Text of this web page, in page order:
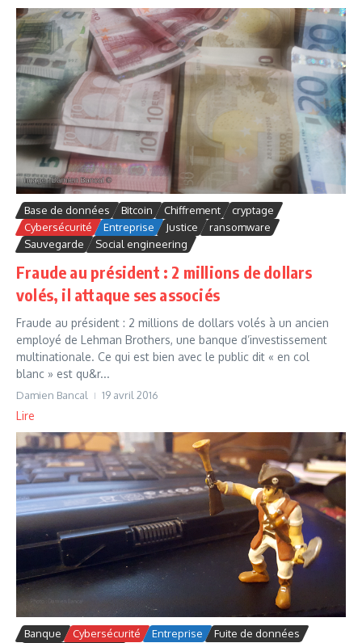
Base de données Bitcoin Chiffrement
cryptage
Cybersécurité
Entreprise Justice
ransomware
Sauvegarde
Social engineering
Fraude au président : 2 millions de dollars
volés, il attaque ses associés
Fraude au président : 2 millions de dollars volés à un ancien
employé de Lehman Brothers, une banque d’investissement
multinationale. Ce qui est bien avec le public dit « en col
blanc » est qu&r...
Damien Bancal 19 avril 2016
Lire
Banque Cybersécurité Entreprise
Fuite de données